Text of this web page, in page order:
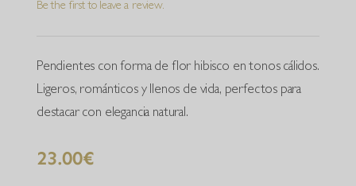
Be the first to leave a review.
Pendientes con forma de flor hibisco en tonos cálidos.
Ligeros, románticos y llenos de vida, perfectos para
destacar con elegancia natural.
23.00€